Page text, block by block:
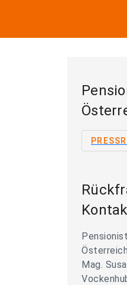
Mag.